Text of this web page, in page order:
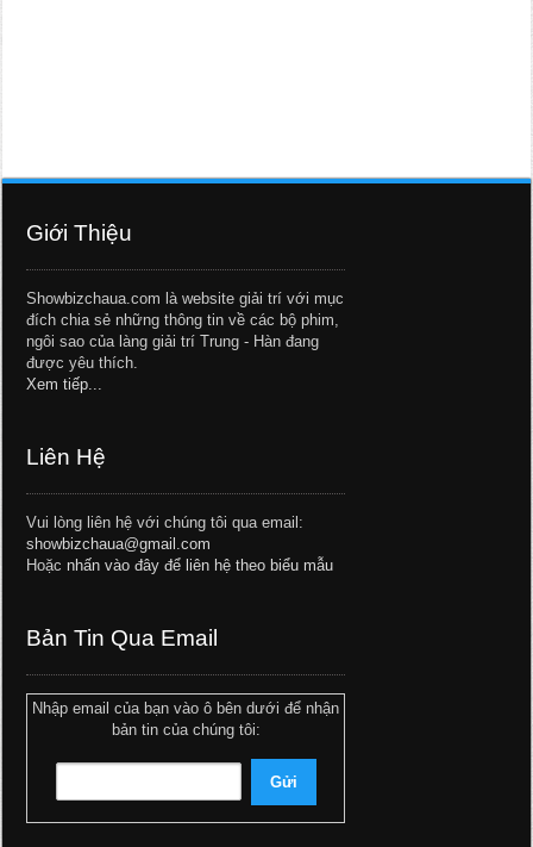
Giới Thiệu
Showbizchaua.com là website giải trí với mục
đích chia sẻ những thông tin về các bộ phim,
ngôi sao của làng giải trí Trung - Hàn đang
được yêu thích.
Xem tiếp...
Liên Hệ
Vui lòng liên hệ với chúng tôi qua email:
showbizchaua@gmail.com
Hoặc nhấn vào đây để liên hệ theo biểu mẫu
Bản Tin Qua Email
Nhập email của bạn vào ô bên dưới để nhận
bản tin của chúng tôi: